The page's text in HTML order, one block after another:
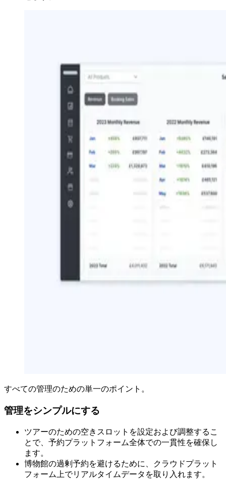
すべての管理のための単一のポイント。
管理をシンプルにする
ツアーのための空きスロットを設定および調整するこ
とで、予約プラットフォーム全体での一貫性を確保し
ます。
博物館の過剰予約を避けるために、クラウドプラット
フォーム上でリアルタイムデータを取り入れます。